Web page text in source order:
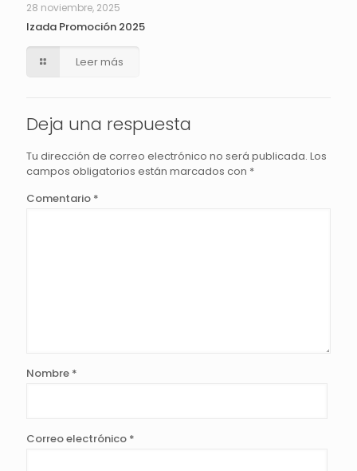
28 noviembre, 2025
Izada Promoción 2025
Leer más
Deja una respuesta
Tu dirección de correo electrónico no será publicada. Los
campos obligatorios están marcados con *
Comentario *
Nombre *
Correo electrónico *